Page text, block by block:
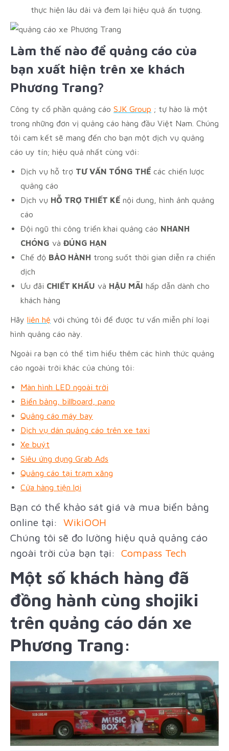
thực hiện lâu dài và đem lại hiệu quả ấn tượng.
Làm thế nào để quảng cáo của
bạn xuất hiện trên xe khách
Phương Trang?
Công ty cổ phần quảng cáo SJK Group ; tự hào là một
trong những đơn vị quảng cáo hàng đầu Việt Nam. Chúng
tôi cam kết sẽ mang đến cho bạn một dịch vụ quảng
cáo uy tín; hiệu quả nhất cùng với:
Dịch vụ hỗ trợ TƯ VẤN TỔNG THỂ các chiến lược
quảng cáo
Dịch vụ HỖ TRỢ THIẾT KẾ nội dung, hình ảnh quảng
cáo
Đội ngũ thi công triển khai quảng cáo NHANH
CHÓNG và ĐÚNG HẠN
Chế độ BẢO HÀNH trong suốt thời gian diễn ra chiến
dịch
Ưu đãi CHIẾT KHẤU và HẬU MÃI hấp dẫn dành cho
khách hàng
Hãy liên hệ với chúng tôi để được tư vấn miễn phí loại
hình quảng cáo này.
Ngoài ra bạn có thể tìm hiểu thêm các hình thức quảng
cáo ngoài trời khác của chúng tôi:
Màn hình LED ngoài trời
Biển bảng, billboard, pano
Quảng cáo máy bay
Dịch vụ dán quảng cáo trên xe taxi
Xe buýt
Siêu ứng dụng Grab Ads
Quảng cáo tại trạm xăng
Cửa hàng tiện lợi
Bạn có thể khảo sát giá và mua biển bảng
online tại: WikiOOH
Chúng tôi sẽ đo lường hiệu quả quảng cáo
ngoài trời của bạn tại: Compass Tech
Một số khách hàng đã
đồng hành cùng shojiki
trên quảng cáo dán xe
Phương Trang: